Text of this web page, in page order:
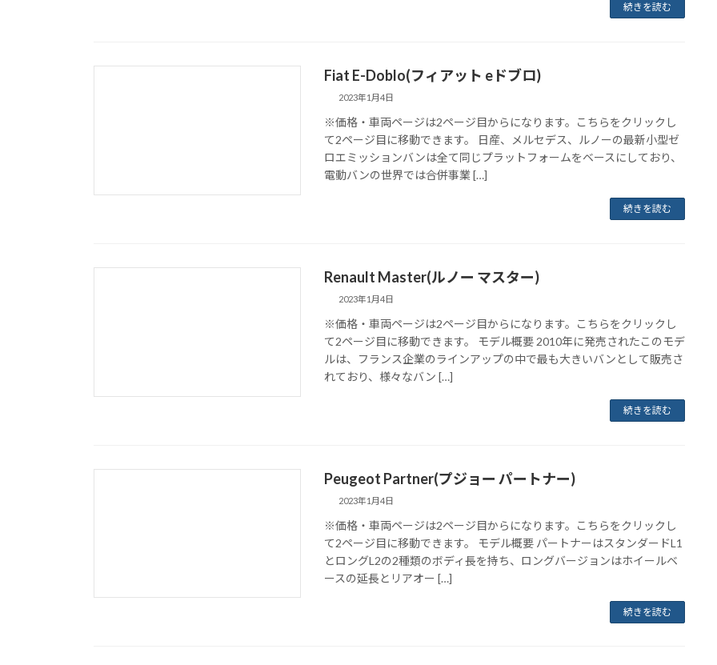
続きを読む
Fiat E-Doblo(フィアット eドブロ)
2023年1月4日
※価格・車両ページは2ページ目からになります。こちらをクリックし
て2ページ目に移動できます。 日産、メルセデス、ルノーの最新小型ゼ
ロエミッションバンは全て同じプラットフォームをベースにしており、
電動バンの世界では合併事業 […]
続きを読む
Renault Master(ルノー マスター)
2023年1月4日
※価格・車両ページは2ページ目からになります。こちらをクリックし
て2ページ目に移動できます。 モデル概要 2010年に発売されたこのモデ
ルは、フランス企業のラインアップの中で最も大きいバンとして販売さ
れており、様々なバン […]
続きを読む
Peugeot Partner(プジョー パートナー)
2023年1月4日
※価格・車両ページは2ページ目からになります。こちらをクリックし
て2ページ目に移動できます。 モデル概要 パートナーはスタンダードL1
とロングL2の2種類のボディ長を持ち、ロングバージョンはホイールベ
ースの延長とリアオー […]
続きを読む